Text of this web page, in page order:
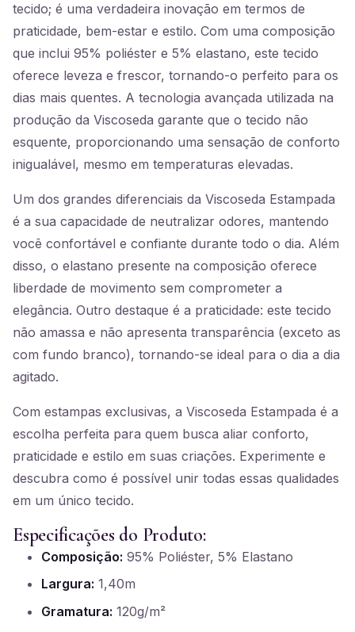
tecido; é uma verdadeira inovação em termos de
praticidade, bem-estar e estilo. Com uma composição
que inclui 95% poliéster e 5% elastano, este tecido
oferece leveza e frescor, tornando-o perfeito para os
dias mais quentes. A tecnologia avançada utilizada na
produção da Viscoseda garante que o tecido não
esquente, proporcionando uma sensação de conforto
inigualável, mesmo em temperaturas elevadas.
Um dos grandes diferenciais da Viscoseda Estampada
é a sua capacidade de neutralizar odores, mantendo
você confortável e confiante durante todo o dia. Além
disso, o elastano presente na composição oferece
liberdade de movimento sem comprometer a
elegância. Outro destaque é a praticidade: este tecido
não amassa e não apresenta transparência (exceto as
com fundo branco), tornando-se ideal para o dia a dia
agitado.
Com estampas exclusivas, a Viscoseda Estampada é a
escolha perfeita para quem busca aliar conforto,
praticidade e estilo em suas criações. Experimente e
descubra como é possível unir todas essas qualidades
em um único tecido.
Especificações do Produto:
Composição: 95% Poliéster, 5% Elastano
Largura: 1,40m
Gramatura: 120g/m²